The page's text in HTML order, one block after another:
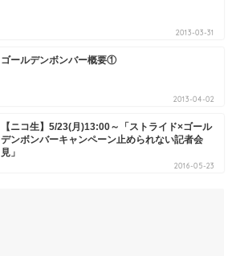
2013-03-31
ゴールデンボンバー概要①
2013-04-02
【ニコ生】5/23(月)13:00～「ストライド×ゴール
デンボンバーキャンペーン止められない記者会
見」
2016-05-23